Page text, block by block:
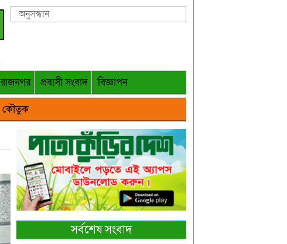
রাজনগর প্রবাসী সংবাদ
বিজ্ঞাপন
কৌতুক
সর্বশেষ সংবাদ